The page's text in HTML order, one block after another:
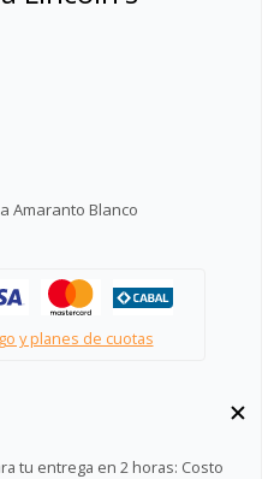
Amaranto Blanco
y planes de cuotas
tu entrega en 2 horas: Costo